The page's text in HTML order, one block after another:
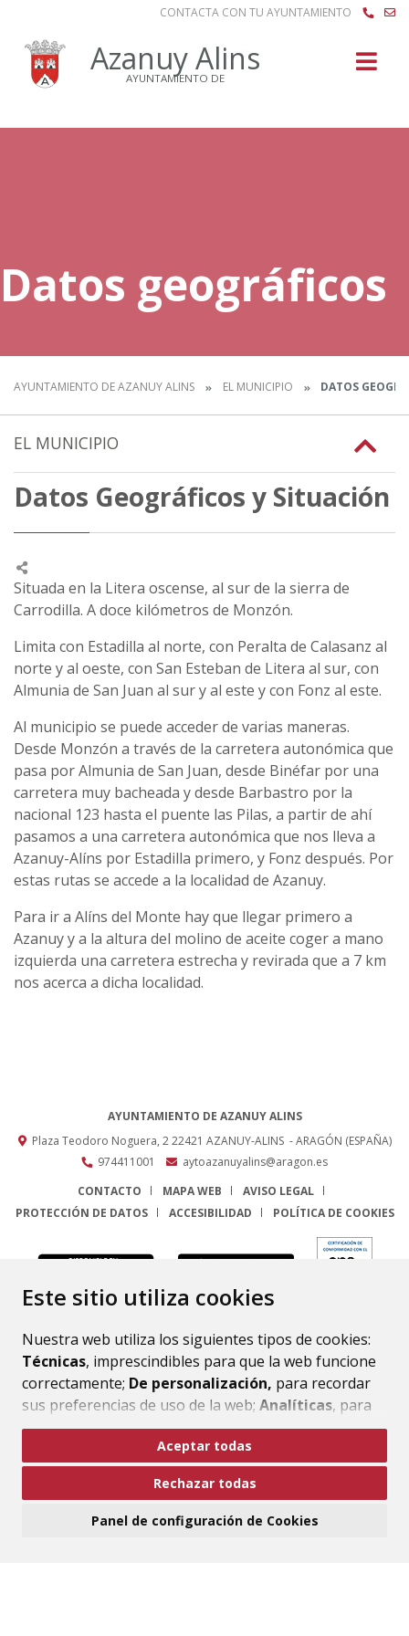
Este sitio utiliza cookies
Nuestra web utiliza los siguientes tipos de cookies:
Técnicas, imprescindibles para que la web funcione
correctamente; De personalización, para recordar
sus preferencias de uso de la web; Analíticas, para
mejorar el funcionamiento de la web y sus servicios.
Si acepta pulsando el botón“Aceptar todas”
consideramos que acepta su uso. Si pulsa el botón
ninguna acción, se guardarán las cookies técnicas
Aceptar todas
Rechazar todas
Panel de configuración de Cookies
CONTACTA CON TU AYUNTAMIENTO
Azanuy Alins
AYUNTAMIENTO DE
Datos geográficos
AYUNTAMIENTO DE AZANUY ALINS EL MUNICIPIO DATOS
EL MUNICIPIO
Datos Geográficos y Situación
Situada en la Litera oscense, al sur de la sierra de
Carrodilla. A doce kilómetros de Monzón.
Limita con Estadilla al norte, con Peralta de Calasanz al
norte y al oeste, con San Esteban de Litera al sur, con
Almunia de San Juan al sur y al este y con Fonz al este.
Al municipio se puede acceder de varias maneras.
Desde Monzón a través de la carretera autonómica que
pasa por Almunia de San Juan, desde Binéfar por una
carretera muy bacheada y desde Barbastro por la
nacional 123 hasta el puente las Pilas, a partir de ahí
pasamos a una carretera autonómica que nos lleva a
Azanuy-Alíns por Estadilla primero, y Fonz después. Por
estas rutas se accede a la localidad de Azanuy.
Para ir a Alíns del Monte hay que llegar primero a
Azanuy y a la altura del molino de aceite coger a mano
izquierda una carretera estrecha y revirada que a 7 km
nos acerca a dicha localidad.
AYUNTAMIENTO DE AZANUY ALINS
Plaza Teodoro Noguera, 222421 AZANUY-ALINS - ARAGÓN (ESPAÑA)
974411001
aytoazanuyalins@aragon.es
CONTACTO
MAPA WEB
AVISO LEGAL
PROTECCIÓN DE DATOS
ACCESIBILIDAD POLÍTICA DE COOKIES